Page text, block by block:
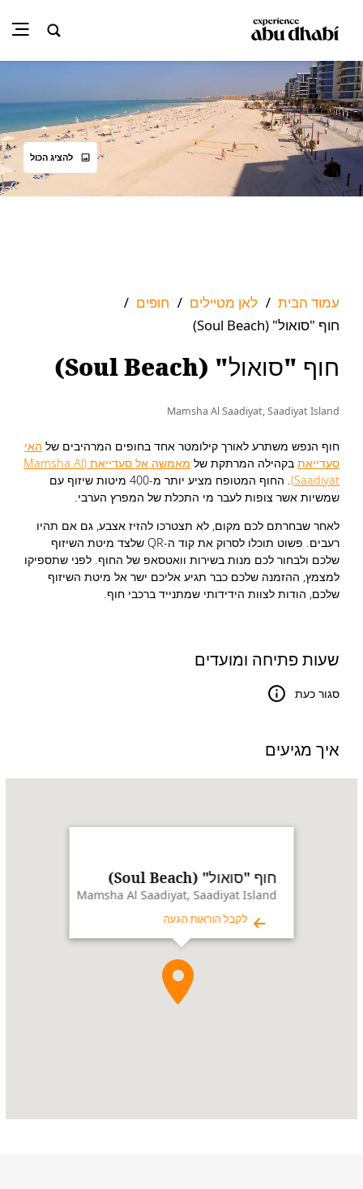
להציג הכול
עמוד הבית / לאן מטיילים / חופים /
חוף "סואול" (Soul Beach)
חוף "סואול" (Soul Beach)
Mamsha Al Saadiyat, Saadiyat Island
חוף הנפש משתרע לאורך קילומטר אחד בחופים המרהיבים של האי
סעדייאתבקהילה המרתקת של
מאמשה אל סעדייאת (Mamsha Al
Saadiyat)
. החוף המטופח מציע יותר מ-400 מיטות שיזוף עם
שמשיות אשר צופות לעבר מי התכלת של המפרץ הערבי.
לאחר שבחרתם לכם מקום, לא תצטרכו להזיז אצבע, גם אם תהיו
רעבים. פשוט תוכלו לסרוק את קוד ה-QR שלצד מיטת השיזוף
שלכם ולבחור לכם מנות בשירות וואטסאפ של החוף. לפני שתספיקו
למצמץ, ההזמנה שלכם כבר תגיע אליכם ישר אל מיטת השיזוף
שלכם, הודות לצוות הידידותי שמתנייד ברכבי חוף.
שעות פתיחה ומועדים
סגור כעת
איך מגיעים
חוף "סואול" (Soul Beach)
Mamsha Al Saadiyat, Saadiyat Island
לקבל הוראות הגעה